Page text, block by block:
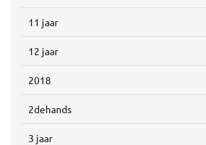
11 jaar
12 jaar
2018
2dehands
3 jaar